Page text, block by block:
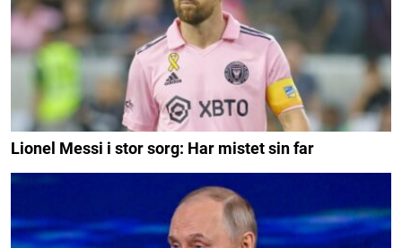
Lionel Messi i stor sorg: Har mistet sin far